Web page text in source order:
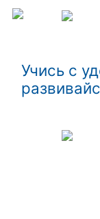
Учись с